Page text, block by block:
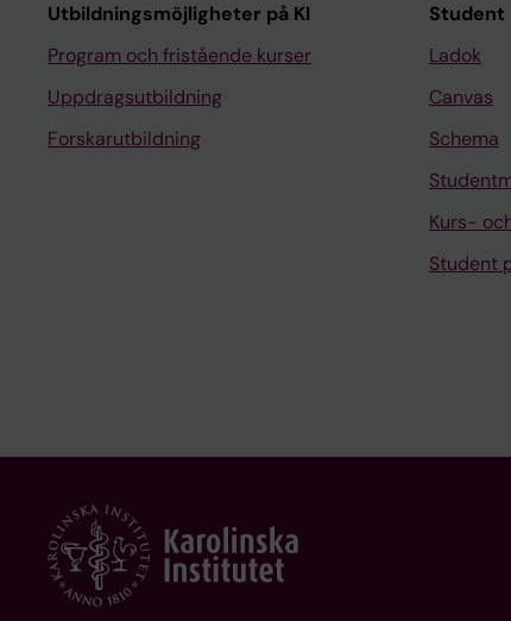
Utbildningsmöjligheter på KI
Program och fristående kurser
Uppdragsutbildning
Forskarutbildning
Student
Ladok
Canvas
Schema
Kurs-
Student